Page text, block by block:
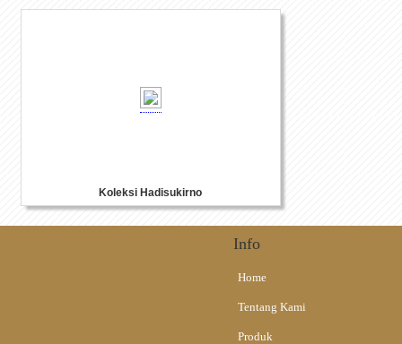
Koleksi Hadisukirno
Info
Home
Tentang Kami
Produk